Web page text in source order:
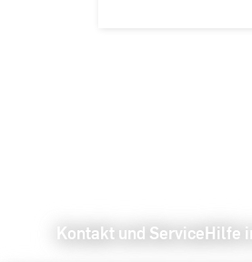
Kontakt und ServiceHilfe